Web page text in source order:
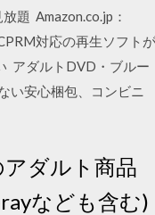
題 Amazon.co.jp：
対応の再生ソフトが
アダルトDVD・ブルー
い安心梱包、コンビニ
ダルト商品
なども含む)